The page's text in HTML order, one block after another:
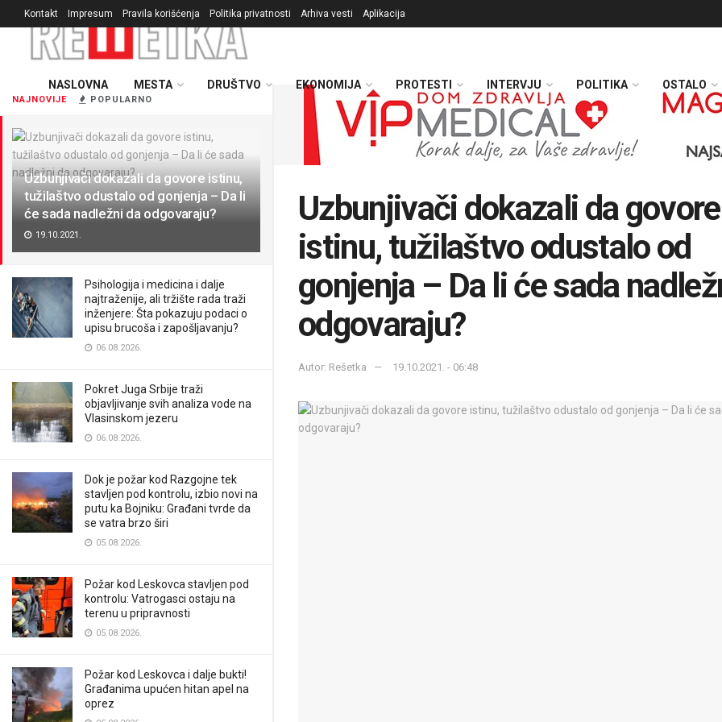
NAJNOVIJE POPULARNO
Uzbunjivači dokazali da govore istinu,
tužilaštvo odustalo od gonjenja – Da li
će sada nadležni da odgovaraju?
19.10.2021.
Psihologija i medicina i dalje
najtraženije, ali tržište rada traži
inženjere: Šta pokazuju podaci o
upisu brucoša i zapošljavanju?
06.08.2026.
Pokret Juga Srbije traži
objavljivanje svih analiza vode na
Vlasinskom jezeru
06.08.2026.
Dok je požar kod Razgojne tek
stavljen pod kontrolu, izbio novi na
putu ka Bojniku: Građani tvrde da
se vatra brzo širi
05.08.2026.
Požar kod Leskovca stavljen pod
kontrolu: Vatrogasci ostaju na
terenu u pripravnosti
05.08.2026.
Požar kod Leskovca i dalje bukti!
Građanima upućen hitan apel na
oprez
Kontakt Impresum Pravila korišćenja Politika privatnosti Arhiva vesti Aplikacija
NASLOVNA MESTA DRUŠTVO EKONOMIJA PROTESTI INTERVJU POLITIKA OSTALO
Uzbunjivači dokazali da govore
istinu, tužilaštvo odustalo od
gonjenja – Da li će sada
odgovaraju?
Autor: Rešetka 19.10.2021. - 06:48